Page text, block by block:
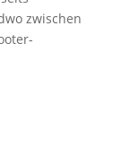
zwischen